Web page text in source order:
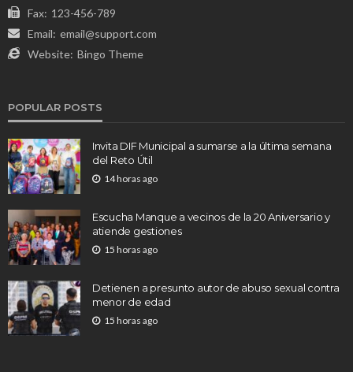
Fax: 123-456-789
Email: email@support.com
Website: Bingo Theme
POPULAR POSTS
Invita DIF Municipal a sumarse a la última semana
del Reto Útil
14 horas ago
Escucha Manque a vecinos de la 20 Aniversario y
atiende gestiones
15 horas ago
Detienen a presunto autor de abuso sexual contra
menor de edad
15 horas ago